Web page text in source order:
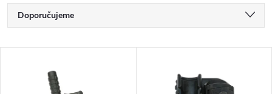
Ř
a
Doporučujeme
Nejprodávanější